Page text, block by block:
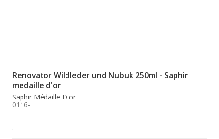
Renovator Wildleder und Nubuk 250ml - Saphir
medaille d'or
Saphir Médaille D'or
0116-
.